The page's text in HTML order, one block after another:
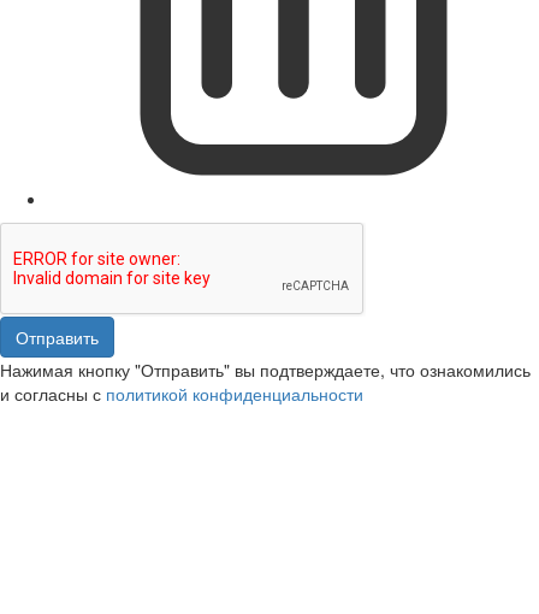
Отправить
Нажимая кнопку "Отправить" вы подтверждаете, что ознакомились
и согласны с политикой конфиденциальности